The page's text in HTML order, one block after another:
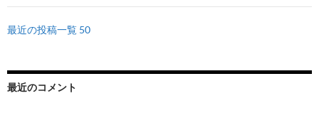
最近の投稿一覧 50
最近のコメント